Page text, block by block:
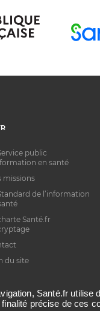
public
en santé
missions
de l’information
Santé.fr
du site
Santé.fr
précise de ces